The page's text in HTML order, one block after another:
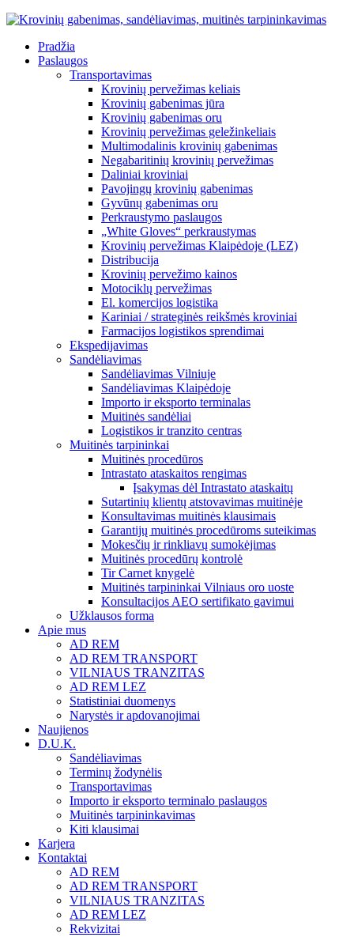
Pradžia
Paslaugos
Transportavimas
Krovinių pervežimas keliais
Krovinių gabenimas jūra
Krovinių gabenimas oru
Krovinių pervežimas geležinkeliais
Multimodalinis krovinių gabenimas
Negabaritinių krovinių pervežimas
Daliniai kroviniai
Pavojingų krovinių gabenimas
Gyvūnų gabenimas oru
Perkraustymo paslaugos
„White Gloves“ perkraustymas
Krovinių pervežimas Klaipėdoje (LEZ)
Distribucija
Krovinių pervežimo kainos
Motociklų pervežimas
El. komercijos logistika
Kariniai / strateginės reikšmės kroviniai
Farmacijos logistikos sprendimai
Ekspedijavimas
Sandėliavimas
Sandėliavimas Vilniuje
Sandėliavimas Klaipėdoje
Importo ir eksporto terminalas
Muitinės sandėliai
Logistikos ir tranzito centras
Muitinės tarpininkai
Muitinės procedūros
Intrastato ataskaitos rengimas
Įsakymas dėl Intrastato ataskaitų
Sutartinių klientų atstovavimas muitinėje
Konsultavimas muitinės klausimais
Garantijų muitinės procedūroms suteikimas
Mokesčių ir rinkliavų sumokėjimas
Muitinės procedūrų kontrolė
Tir Carnet knygelė
Muitinės tarpininkai Vilniaus oro uoste
Konsultacijos AEO sertifikato gavimui
Užklausos forma
Apie mus
AD REM
AD REM TRANSPORT
VILNIAUS TRANZITAS
AD REM LEZ
Statistiniai duomenys
Narystės ir apdovanojimai
Naujienos
D.U.K.
Sandėliavimas
Terminų žodynėlis
Transportavimas
Importo ir eksporto terminalo paslaugos
Muitinės tarpininkavimas
Kiti klausimai
Karjera
Kontaktai
AD REM
AD REM TRANSPORT
VILNIAUS TRANZITAS
AD REM LEZ
Rekvizitai